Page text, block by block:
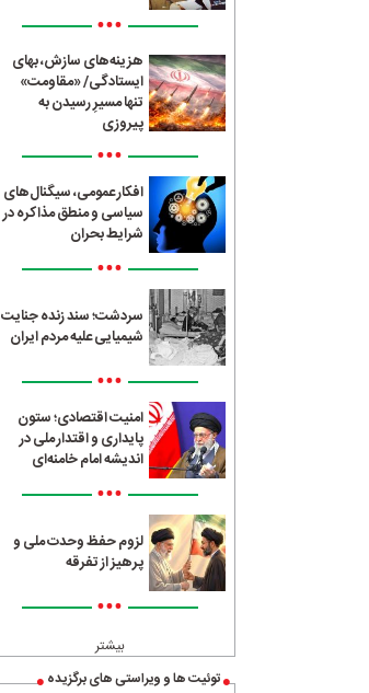
•••
هزینه‌های سازش، بهای
ایستادگی/ «مقاومت»
تنها مسیرِ رسیدن به
پیروزی
•••
افکار عمومی، سیگنال‌های
سیاسی و منطق مذاکره در
شرایط بحران
•••
سردشت؛ سند زنده جنایت
شیمیایی علیه مردم ایران
•••
امنیت اقتصادی؛ ستون
پایداری و اقتدار ملی در
اندیشه امام خامنه‌ای
•••
لزوم حفظ وحدت ملی و
پرهیز از تفرقه
•••
بیشتر
توئیت ها و ویراستی های برگزیده